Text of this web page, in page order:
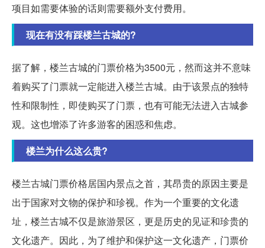
项目如需要体验的话则需要额外支付费用。
现在有没有踩楼兰古城的?
据了解，楼兰古城的门票价格为3500元，然而这并不意味
着购买了门票就一定能进入楼兰古城。由于该景点的独特
性和限制性，即使购买了门票，也有可能无法进入古城参
观。这也增添了许多游客的困惑和焦虑。
楼兰为什么这么贵?
楼兰古城门票价格居国内景点之首，其昂贵的原因主要是
出于国家对文物的保护和珍视。作为一个重要的文化遗
址，楼兰古城不仅是旅游景区，更是历史的见证和珍贵的
文化遗产。因此，为了维护和保护这一文化遗产，门票价